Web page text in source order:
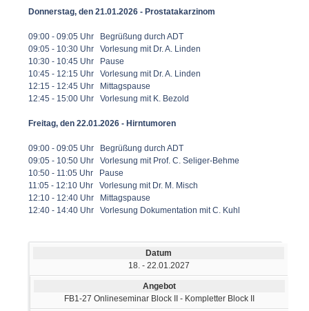
Donnerstag, den 21.01.2026 - Prostatakarzinom
09:00 - 09:05 Uhr Begrüßung durch ADT
09:05 - 10:30 Uhr Vorlesung mit Dr. A. Linden
10:30 - 10:45 Uhr Pause
10:45 - 12:15 Uhr Vorlesung mit Dr. A. Linden
12:15 - 12:45 Uhr Mittagspause
12:45 - 15:00 Uhr Vorlesung mit K. Bezold
Freitag, den 22.01.2026 - Hirntumoren
09:00 - 09:05 Uhr Begrüßung durch ADT
09:05 - 10:50 Uhr Vorlesung mit Prof. C. Seliger-Behme
10:50 - 11:05 Uhr Pause
11:05 - 12:10 Uhr Vorlesung mit Dr. M. Misch
12:10 - 12:40 Uhr Mittagspause
12:40 - 14:40 Uhr Vorlesung Dokumentation mit C. Kuhl
18. - 22.01.2027
FB1-27 Onlineseminar Block II - Kompletter Block II